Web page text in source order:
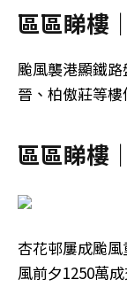
區區睇樓
颱風襲港顯鐵
晉、柏傲莊等
區區睇樓
杏花邨屢成颱
風前夕1250萬